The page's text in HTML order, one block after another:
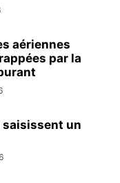
aériennes
par la
saisissent un